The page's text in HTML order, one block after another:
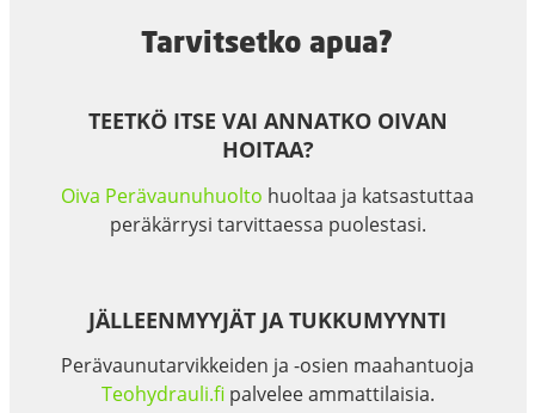
Tarvitsetko apua?
TEETKÖ ITSE VAI ANNATKO OIVAN
HOITAA?
Oiva Perävaunuhuolto huoltaa ja katsastuttaa
peräkärrysi tarvittaessa puolestasi.
JÄLLEENMYYJÄT JA TUKKUMYYNTI
Perävaunutarvikkeiden ja -osien maahantuoja
Teohydrauli.fi palvelee ammattilaisia.